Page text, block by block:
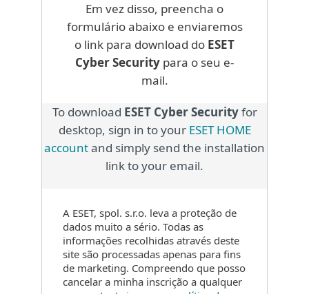
Em vez disso, preencha o
formulário abaixo e enviaremos
o link para download do ESET
Cyber Security para o seu e-
mail.
To download ESET Cyber Securityfor
desktop, sign in to your ESET HOME
accountand simply send the installation
link to your email.
A ESET, spol. s.r.o. leva a proteção de
dados muito a sério. Todas as
informações recolhidas através deste
site são processadas apenas para fins
de marketing. Compreendo que posso
cancelar a minha inscrição a qualquer